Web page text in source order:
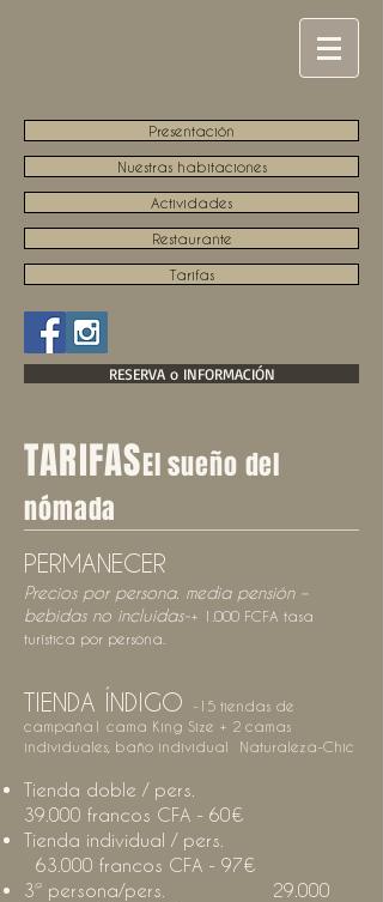
Presentación
Nuestras habitaciones
Actividades
Restaurante
Tarifas
RESERVA o INFORMACIÓN
TARIFASEl sueño del
nómada
PERMANECER
Precios por persona. media pensión –
bebidas no incluidas-+ 1 000 FCFA tasa
turística por persona.
TIENDA ÍNDIGO - 15 tiendas de
campaña 1 cama King Size + 2 camas
individuales, baño individual
Naturaleza-Chic
Tienda doble / pers.
39.000 francos CFA - 60€
Tienda individual / pers.
63.000 francos CFA - 97€
3ª persona/pers. 29.000